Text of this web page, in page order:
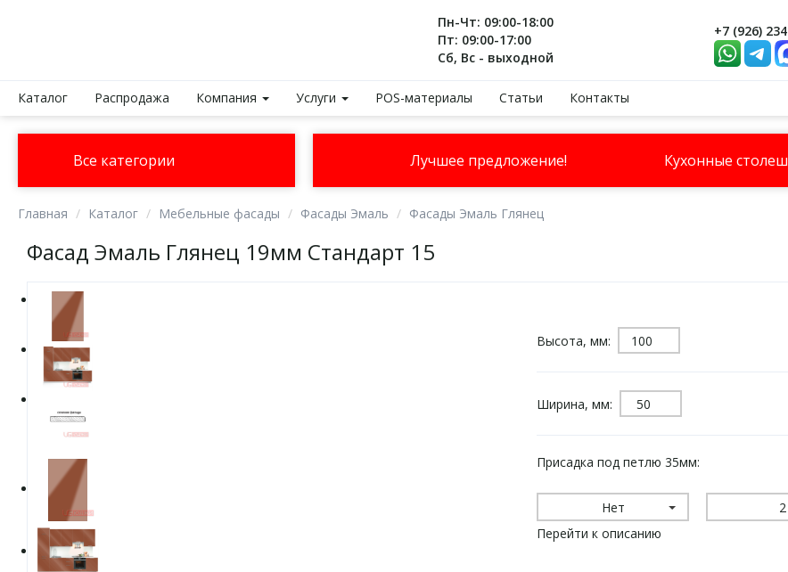
Пн-Чт: 09:00-18:00
Пт: 09:00-17:00
Сб, Вс - выходной
+7 (926)
Каталог Распродажа Компания Услуги POS-материалы Статьи Контакты
Все категории Лучшее предложение! Кухонные
Главная Каталог Мебельные фасады Фасады Эмаль Фасады Эмаль Глянец
Фасад Эмаль Глянец 19мм Стандарт 15
Высота, мм:
Ширина, мм:
Присадка под петлю 35мм:
Нет
2
Перейти к описанию